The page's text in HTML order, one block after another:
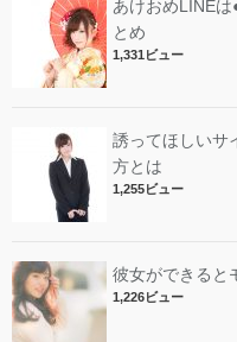
あけおめLINE
とめ
1,331ビュー
誘ってほしいサ
方とは
1,255ビュー
彼女ができると
1,226ビュー